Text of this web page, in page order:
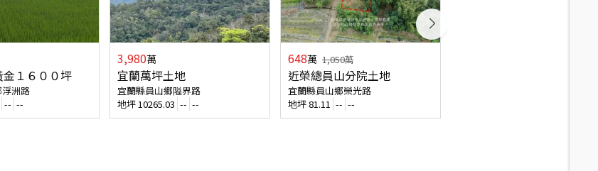
１６００坪
洲路
-- --
3,980萬
宜蘭萬坪土地
宜蘭縣員山鄉隘界路
地坪10265.03 -- --
648萬 1,050萬
近榮總員山分院土地
宜蘭縣員山鄉榮光路
地坪81.11 -- --